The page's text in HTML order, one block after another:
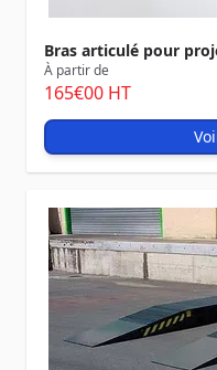
Bras articulé pour
À partir de
165€00 HT